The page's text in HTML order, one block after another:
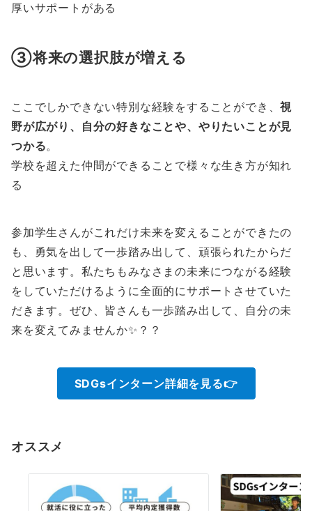
厚いサポートがある
③将来の選択肢が増える
ここでしかできない特別な経験をすることができ、視
野が広がり、自分の好きなことや、やりたいことが見
つかる。
学校を超えた仲間ができることで様々な生き方が知れ
る
参加学生さんがこれだけ未来を変えることができたの
も、勇気を出して一歩踏み出して、頑張られたからだ
と思います。私たちもみなさまの未来につながる経験
をしていただけるように全面的にサポートさせていた
だきます。ぜひ、皆さんも一歩踏み出して、自分の未
来を変えてみませんか✨？？
SDGsインターン詳細を見る👉
オススメ